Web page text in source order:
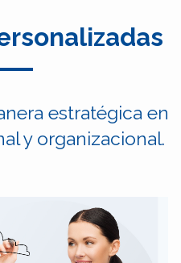
estratégica en
y organizacional.